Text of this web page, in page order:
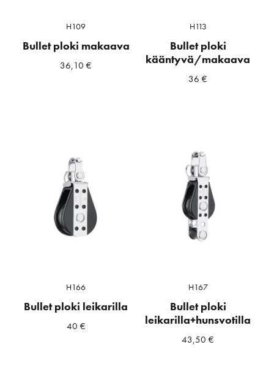
H109
Bullet ploki makaava
36,10€
H113
Bullet ploki
kääntyvä/makaava
36€
H166
Bullet ploki leikarilla
40 €
H167
Bullet ploki
leikarilla+hunsvotilla
43,50€